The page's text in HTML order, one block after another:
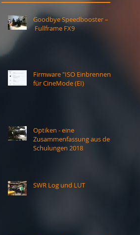
Goodbye Speedbooster –
Fullframe FX9
Firmware "ISO Einbrennen"
für CineMode (EI)
Optiken - eine
Zusammenfassung aus den
Schulungen 2018
SWR Log und LUT